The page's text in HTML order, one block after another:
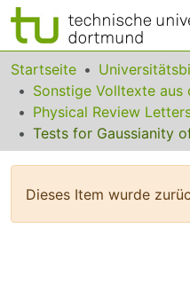
Bereiche & Sammlungen
Das gesamte Repositorium
Statistiken
Startseite
Physical Review
Dieses Item wurde